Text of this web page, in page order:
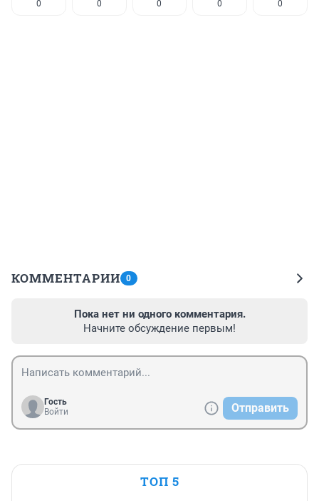
0 0 0 0 0
КОММЕНТАРИИ 0
Пока нет ни одного комментария.
Начните обсуждение первым!
Гость
Войти
Отправить
ТОП 5